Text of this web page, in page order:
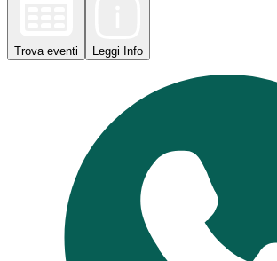
Trova eventi Leggi Info